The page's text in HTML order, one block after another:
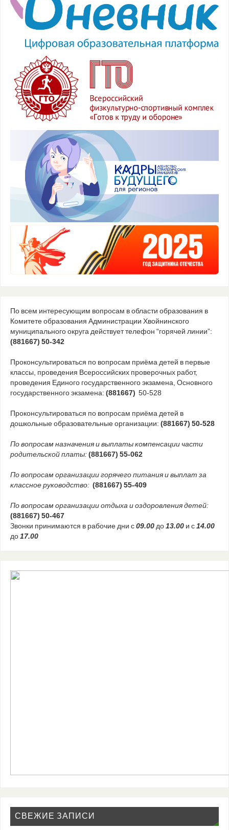
По всем интересующим вопросам в области образования в
Комитете образования Администрации Хвойнинского
муниципального округа действует телефон “горячей линии”:
(881667) 50-342
Проконсультироваться по вопросам приёма детей в первые
классы, проведения Всероссийских проверочных работ,
проведения Единого государственного экзамена, Основного
государственного экзамена: (881667) 50-528
Проконсультироваться по вопросам приёма детей в
дошкольные образовательные организации: (881667) 50-528
По вопросам назначения и выплаты компенсации части
родительской платы:(881667) 55-062
По вопросам организации горячего питания и выплат за
классное руководство:(881667) 55-409
По вопросам организации отдыха и оздоровления детей:
(881667) 50-467
Звонки принимаются в рабочие дни с09.00до13.00и с14.00
до17.00
СВЕЖИЕ ЗАПИСИ